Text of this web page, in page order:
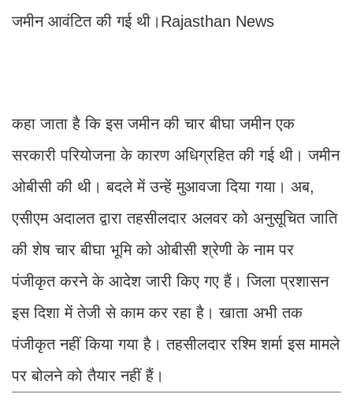
जमीन आवंटित की गई थी।Rajasthan News
कहा जाता है कि इस जमीन की चार बीघा जमीन एक
सरकारी परियोजना के कारण अधिग्रहित की गई थी। जमीन
ओबीसी की थी। बदले में उन्हें मुआवजा दिया गया। अब,
एसीएम अदालत द्वारा तहसीलदार अलवर को अनुसूचित जाति
की शेष चार बीघा भूमि को ओबीसी श्रेणी के नाम पर
पंजीकृत करने के आदेश जारी किए गए हैं। जिला प्रशासन
इस दिशा में तेजी से काम कर रहा है। खाता अभी तक
पंजीकृत नहीं किया गया है। तहसीलदार रश्मि शर्मा इस मामले
पर बोलने को तैयार नहीं हैं।